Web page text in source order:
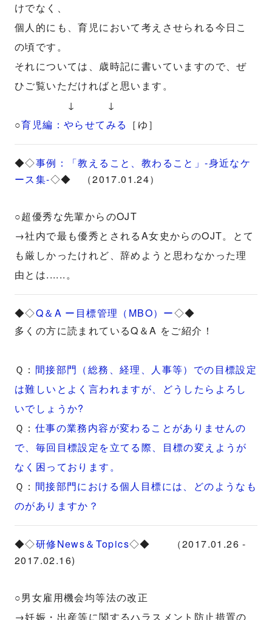
けでなく、
個人的にも、育児において考えさせられる今日こ
の頃です。
それについては、歳時記に書いていますので、ぜ
ひご覧いただければと思います。
↓ ↓
○育児編：やらせてみる ［ゆ］
◆◇事例：「教えること、教わること」-身近なケ
ース集-◇◆ （2017.01.24）
○超優秀な先輩からのOJT
→社内で最も優秀とされるA女史からのOJT。とて
も厳しかったけれど、辞めようと思わなかった理
由とは......。
◆◇Q＆A ー目標管理（MBO）ー◇◆
多くの方に読まれているQ＆A をご紹介！
Ｑ： 間接部門（総務、経理、人事等）での目標設定
は難しいとよく言われますが、どうしたらよろし
いでしょうか?
Ｑ： 仕事の業務内容が変わることがありませんの
で、毎回目標設定を立てる際、目標の変えようが
なく困っております。
Ｑ： 間接部門における個人目標には、どのようなも
のがありますか？
◆◇研修News＆Topics◇◆ （2017.01.26 -
2017.02.16)
○男女雇用機会均等法の改正
→妊娠・出産等に関するハラスメント防止措置の